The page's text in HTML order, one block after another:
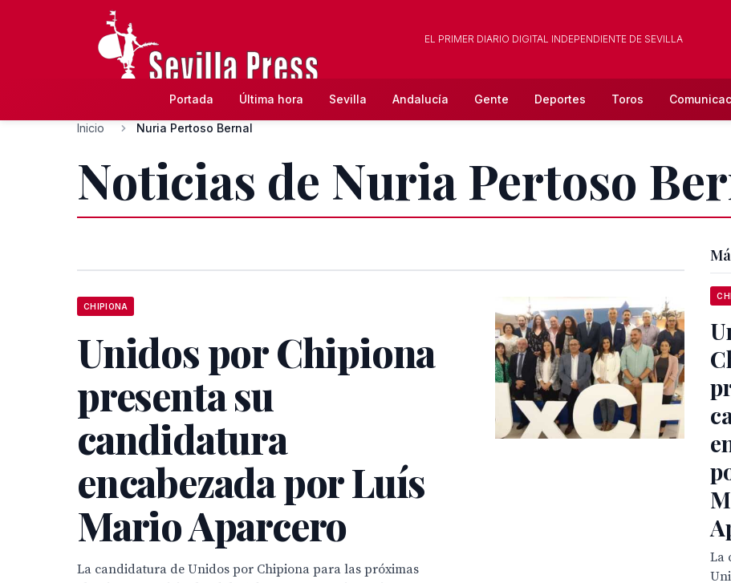
EL PRIMER DIARIO DIGITAL INDEPENDIENTE DE SEVILLA
Portada Última hora Sevilla Andalucía Gente Deportes Toros
Inicio Nuria Pertoso Bernal
Noticias de Nuria Pertoso
CHIPIONA
Unidos por Chipiona
presenta su
candidatura
encabezada por Luís
Mario Aparcero
La candidatura de Unidos por Chipiona para las próximas
La